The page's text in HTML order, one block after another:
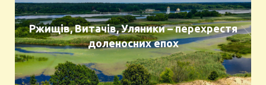
Ржищів, Витачів, Уляники – перехрестя
доленосних епох